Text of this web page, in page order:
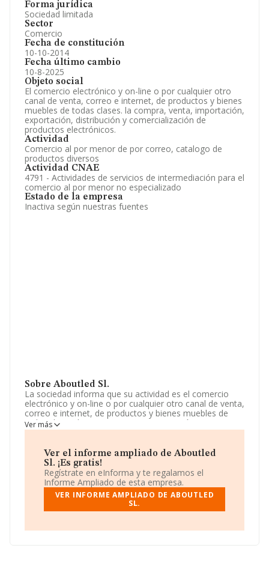
Forma jurídica
Sociedad limitada
Sector
Comercio
Fecha de constitución
10-10-2014
Fecha último cambio
10-8-2025
Objeto social
El comercio electrónico y on-line o por cualquier otro
canal de venta, correo e internet, de productos y bienes
muebles de todas clases. la compra, venta, importación,
exportación, distribución y comercialización de
productos electrónicos.
Actividad
Comercio al por menor de por correo, catalogo de
productos diversos
Actividad CNAE
4791 - Actividades de servicios de intermediación para el
comercio al por menor no especializado
Estado de la empresa
Inactiva según nuestras fuentes
Sobre Aboutled Sl.
La sociedad informa que su actividad es el comercio
electrónico y on-line o por cualquier otro canal de venta,
correo e internet, de productos y bienes muebles de
todas clases. la compra, venta, importación,
exportación, distribución y comercialización de
como Sociedad Limitada. Clasifica su actividad CNAE
como 'Comercio al por menor por correspondencia o
internet', código 4791. La empresa es importadora y
exportadora.
La empresa Aboutled S.L, NIF B87101523, está
situada en Calle De Las Americas núm. 4 Nav Ad,
Ver más
Ver el informe ampliado de Aboutled
Sl. ¡Es gratis!
Regístrate en eInforma y te regalamos el
Informe Ampliado de esta empresa.
VER INFORME AMPLIADO DE ABOUTLED
SL.